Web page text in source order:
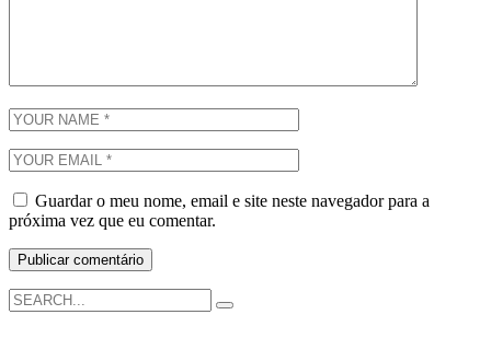
Guardar o meu nome, email e site neste navegador para a
próxima vez que eu comentar.
Search
for: